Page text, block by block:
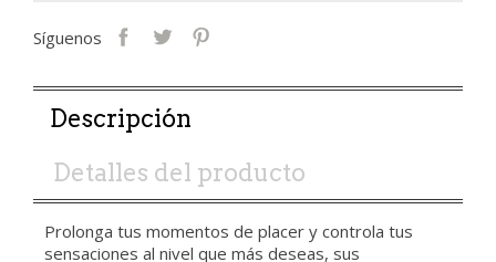
Síguenos
Descripción
Detalles del producto
Prolonga tus momentos de placer y controla tus
sensaciones al nivel que más deseas, sus